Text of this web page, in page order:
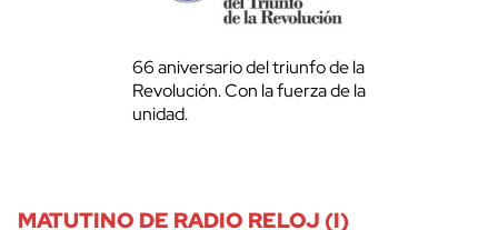
66 aniversario del triunfo de la
Revolución. Con la fuerza de la
unidad.
MATUTINO DE RADIO RELOJ (I)